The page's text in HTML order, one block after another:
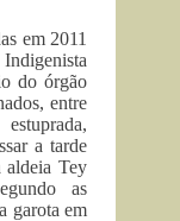
em 2011
do órgão
entre
a tarde
aldeia Tey
as
garota em